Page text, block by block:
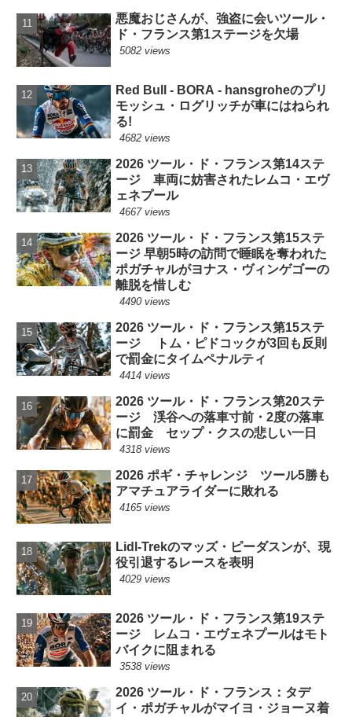
悪魔おじさんが、強盗に会いツール・
ド・フランス第1ステージを欠場
5082 views
Red Bull - BORA - hansgroheのプリ
モッシュ・ログリッチが車にはねられ
る!
4682 views
2026 ツール・ド・フランス第14ステ
ージ 車両に妨害されたレムコ・エヴ
ェネプール
4667 views
2026 ツール・ド・フランス第15ステ
ージ 早朝5時の訪問で睡眠を奪われた
ポガチャルがヨナス・ヴィンゲゴーの
離脱を惜しむ
4490 views
2026 ツール・ド・フランス第15ステ
ージ トム・ピドコックが3回も反則
で罰金にタイムペナルティ
4414 views
2026 ツール・ド・フランス第20ステ
ージ 渓谷への落車寸前・2度の落車
に罰金 セップ・クスの悲しい一日
4318 views
2026 ポギ・チャレンジ ツール5勝も
アマチュアライダーに敗れる
4165 views
Lidl-Trekのマッズ・ピーダスンが、現
役引退するレースを表明
4029 views
2026 ツール・ド・フランス第19ステ
ージ レムコ・エヴェネプールはモト
バイクに阻まれる
3538 views
2026 ツール・ド・フランス：タデ
イ・ポガチャルがマイヨ・ジョーヌ着